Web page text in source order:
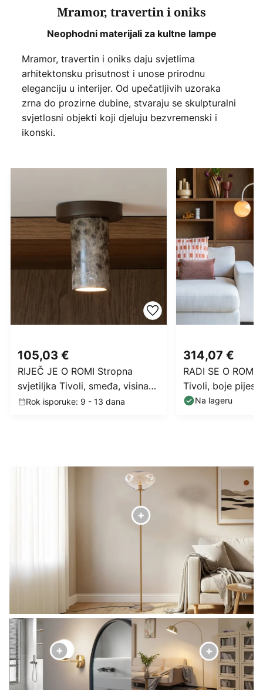
Mramor, travertin i oniks
Neophodni materijali za kultne lampe
Mramor, travertin i oniks daju svjetlima
arhitektonsku prisutnost i unose prirodnu
eleganciju u interijer. Od upečatljivih uzoraka
zrna do prozirne dubine, stvaraju se skulpturalni
svjetlosni objekti koji djeluju bezvremenski i
ikonski.
105,03 €
RIJEČ JE O ROMI Stropna
svjetiljka Tivoli, smeđa, visina
15 cm
Rok isporuke: 9 - 13 dana
314,07 €
RADI SE O ROMI
Tivoli, boje
cmNa lageru